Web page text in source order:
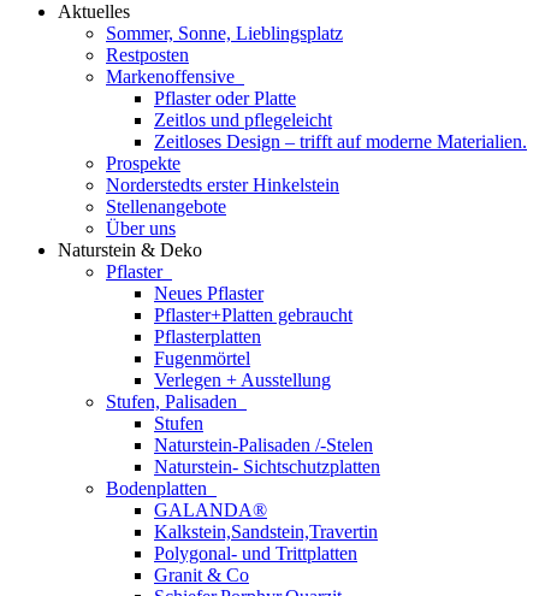
Aktuelles
Sommer, Sonne, Lieblingsplatz
Restposten
Markenoffensive
Pflaster oder Platte
Zeitlos und pflegeleicht
Zeitloses Design – trifft auf moderne Materialien.
Prospekte
Norderstedts erster Hinkelstein
Stellenangebote
Über uns
Naturstein & Deko
Pflaster
Neues Pflaster
Pflaster+Platten gebraucht
Pflasterplatten
Fugenmörtel
Verlegen + Ausstellung
Stufen, Palisaden
Stufen
Naturstein-Palisaden /-Stelen
Naturstein- Sichtschutzplatten
Bodenplatten
GALANDA®
Kalkstein,Sandstein,Travertin
Polygonal- und Trittplatten
Granit & Co